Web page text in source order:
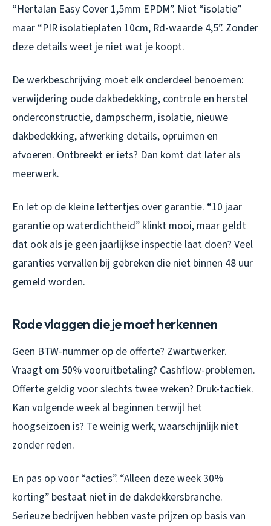
“Hertalan Easy Cover 1,5mm EPDM”. Niet “isolatie”
maar “PIR isolatieplaten 10cm, Rd-waarde 4,5”. Zonder
deze details weet je niet wat je koopt.
De werkbeschrijving moet elk onderdeel benoemen:
verwijdering oude dakbedekking, controle en herstel
onderconstructie, dampscherm, isolatie, nieuwe
dakbedekking, afwerking details, opruimen en
afvoeren. Ontbreekt er iets? Dan komt dat later als
meerwerk.
En let op de kleine lettertjes over garantie. “10 jaar
garantie op waterdichtheid” klinkt mooi, maar geldt
dat ook als je geen jaarlijkse inspectie laat doen? Veel
garanties vervallen bij gebreken die niet binnen 48 uur
gemeld worden.
Rode vlaggen die je moet herkennen
Geen BTW-nummer op de offerte? Zwartwerker.
Vraagt om 50% vooruitbetaling? Cashflow-problemen.
Offerte geldig voor slechts twee weken? Druk-tactiek.
Kan volgende week al beginnen terwijl het
hoogseizoen is? Te weinig werk, waarschijnlijk niet
zonder reden.
En pas op voor “acties”. “Alleen deze week 30%
korting” bestaat niet in de dakdekkersbranche.
Serieuze bedrijven hebben vaste prijzen op basis van